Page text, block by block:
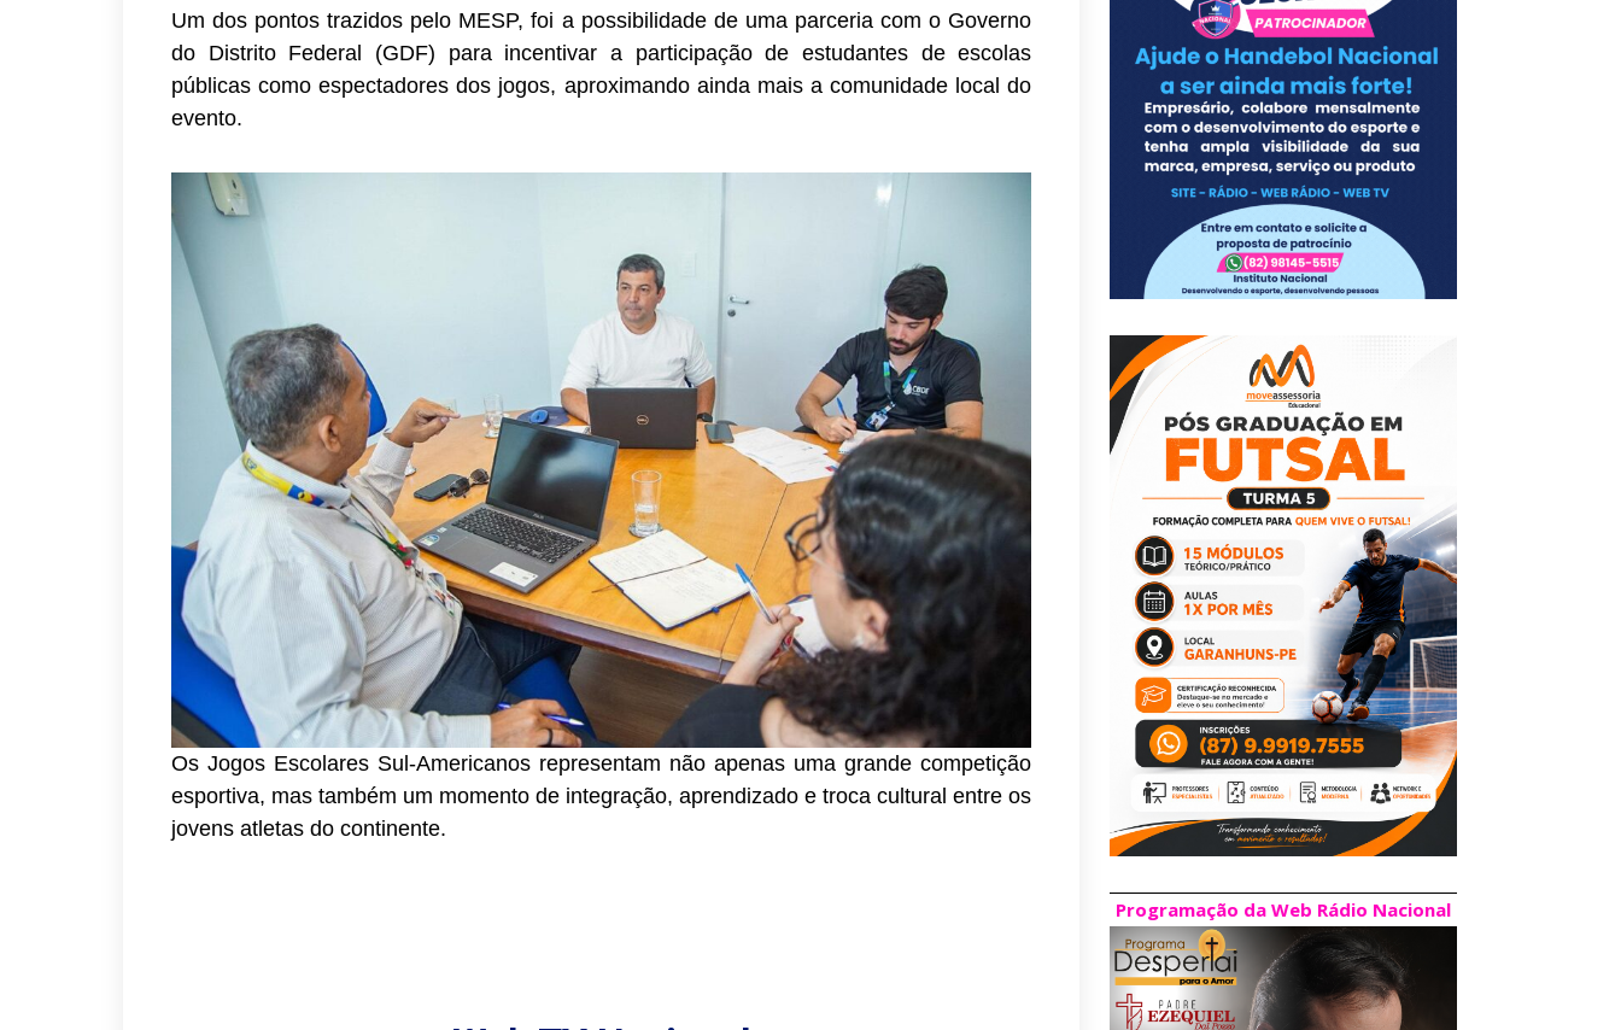
Um dos pontos trazidos pelo MESP, foi a possibilidade de uma parceria com o Governo
do Distrito Federal (GDF) para incentivar a participação de estudantes de escolas
públicas como espectadores dos jogos, aproximando ainda mais a comunidade local do
evento.
Os Jogos Escolares Sul-Americanos representam não apenas uma grande competição
esportiva, mas também um momento de integração, aprendizado e troca cultural entre os
jovens atletas do continente.
Programação da Web Rádio Nacional